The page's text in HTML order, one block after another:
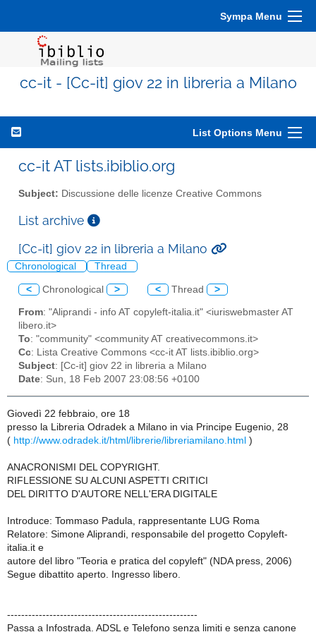
Sympa Menu
cc-it - [Cc-it] giov 22 in libreria a Milano
List Options Menu
cc-it AT lists.ibiblio.org
Subject: Discussione delle licenze Creative Commons
List archive
[Cc-it] giov 22 in libreria a Milano
Chronological Thread
< Chronological > < Thread >
From: "Aliprandi - info AT copyleft-italia.it" <iuriswebmaster AT
libero.it>
To: "community" <community AT creativecommons.it>
Cc: Lista Creative Commons <cc-it AT lists.ibiblio.org>
Subject: [Cc-it] giov 22 in libreria a Milano
Date: Sun, 18 Feb 2007 23:08:56 +0100
Giovedì 22 febbraio, ore 18
presso la Libreria Odradek a Milano in via Principe Eugenio, 28
( http://www.odradek.it/html/librerie/libreriamilano.html )
ANACRONISMI DEL COPYRIGHT.
RIFLESSIONE SU ALCUNI ASPETTI CRITICI
DEL DIRITTO D'AUTORE NELL'ERA DIGITALE
Introduce: Tommaso Padula, rappresentante LUG Roma
Relatore: Simone Aliprandi, responsabile del progetto Copyleft-
italia.it e
autore del libro "Teoria e pratica del copyleft" (NDA press, 2006)
Segue dibattito aperto. Ingresso libero.
------------------------------------------------------
Passa a Infostrada. ADSL e Telefono senza limiti e senza canone